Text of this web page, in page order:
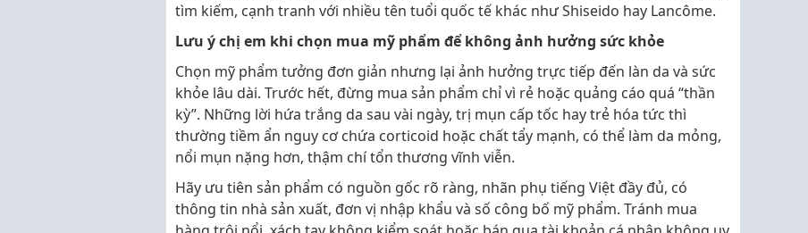
tìm kiếm, cạnh tranh với nhiều tên tuổi quốc tế khác như Shiseido hay Lancôme.
Lưu ý chị em khi chọn mua mỹ phẩm để không ảnh hưởng sức khỏe
Chọn mỹ phẩm tưởng đơn giản nhưng lại ảnh hưởng trực tiếp đến làn da và sức
khỏe lâu dài. Trước hết, đừng mua sản phẩm chỉ vì rẻ hoặc quảng cáo quá “thần
kỳ”. Những lời hứa trắng da sau vài ngày, trị mụn cấp tốc hay trẻ hóa tức thì
thường tiềm ẩn nguy cơ chứa corticoid hoặc chất tẩy mạnh, có thể làm da mỏng,
nổi mụn nặng hơn, thậm chí tổn thương vĩnh viễn.
Hãy ưu tiên sản phẩm có nguồn gốc rõ ràng, nhãn phụ tiếng Việt đầy đủ, có
thông tin nhà sản xuất, đơn vị nhập khẩu và số công bố mỹ phẩm. Tránh mua